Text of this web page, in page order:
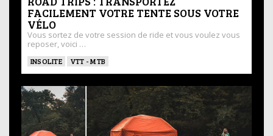
FACILEMENT VOTRE TENTE SOUS VOTRE
VÉLO
Vous sortez de votre session de ride et vous voulez vous
reposer, voici …
INSOLITE VTT - MTB